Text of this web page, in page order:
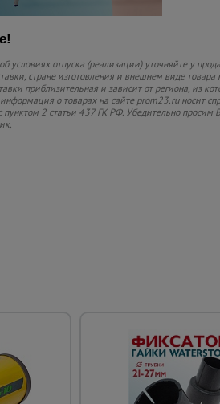
условиях отпуска (реализации) уточняйте у
стране изготовления и внешнем виде
приблизительная и зависит от региона, из
о товарах на сайте prom23.ru носит
пунктом 2 статьи 437 ГК РФ. Убедительно